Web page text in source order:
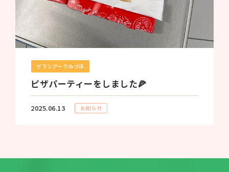
グランアークみづほ
ピザパーティーをしました🍕
2025.06.13 お知らせ